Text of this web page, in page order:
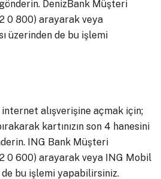
gönderin. DenizBank Müşteri
0 800) arayarak veya
üzerinden de bu işlemi
alışverişine açmak için;
kartınızın son 4 hanesini
ING Bank Müşteri
0 600) arayarak veya ING Mobil
bu işlemi yapabilirsiniz.